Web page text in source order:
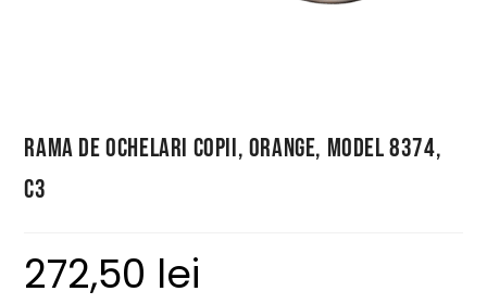
Rama de ochelari copii, Orange, model 8374,
C3
272,50 lei